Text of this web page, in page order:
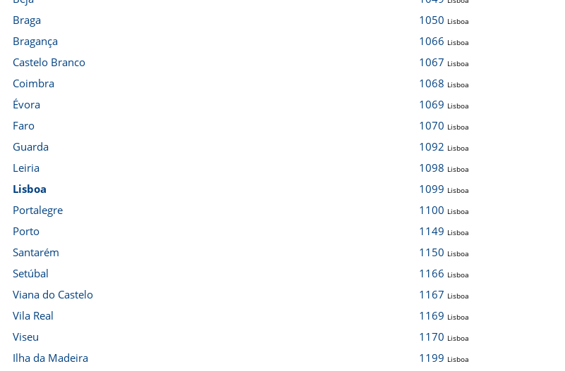
Braga
Bragança
Castelo Branco
Coimbra
Évora
Faro
Guarda
Leiria
Lisboa
Portalegre
Porto
Santarém
Setúbal
Viana do Castelo
Vila Real
Viseu
Ilha da Madeira
1050 Lisboa
1066 Lisboa
1067 Lisboa
1068 Lisboa
1069 Lisboa
1070 Lisboa
1092 Lisboa
1098 Lisboa
1099 Lisboa
1100 Lisboa
1149 Lisboa
1150 Lisboa
1166 Lisboa
1167 Lisboa
1169 Lisboa
1170 Lisboa
1199 Lisboa